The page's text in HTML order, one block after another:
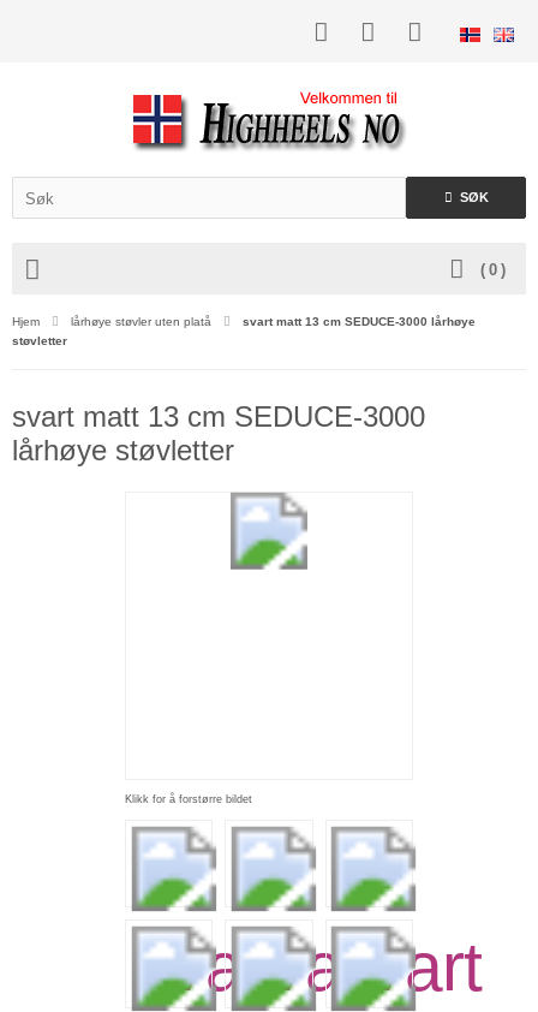
SØK
( 0 )
Hjem lårhøye støvler uten platå
svart matt 13 cm SEDUCE-3000 lårhøye
støvletter
svart matt 13 cm SEDUCE-3000
lårhøye støvletter
Klikk for å forstørre bildet